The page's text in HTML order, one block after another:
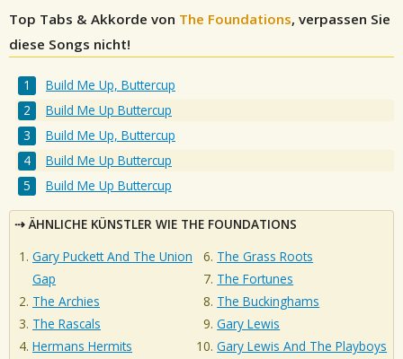
Top Tabs & Akkorde von The Foundations, verpassen Sie
diese Songs nicht!
Build Me Up, Buttercup
Build Me Up Buttercup
Build Me Up, Buttercup
Build Me Up Buttercup
Build Me Up Buttercup
ÄHNLICHE KÜNSTLER WIE THE FOUNDATIONS
Gary Puckett And The Union
Gap
The Archies
The Rascals
Hermans Hermits
The Grass Roots
The Fortunes
The Buckinghams
Gary Lewis
Gary Lewis And The Playboys